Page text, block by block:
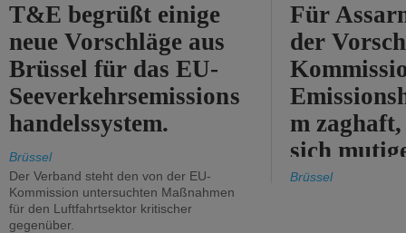
T&E begrüßt einige
neue Vorschläge aus
Brüssel für das EU-
Seeverkehrsemissions
handelssystem.
Brüssel
Der Verband steht den von der EU-
Kommission untersuchten Maßnahmen
für den Luftfahrtsektor kritischer
gegenüber.
Für
der
m
sich
Brüssel